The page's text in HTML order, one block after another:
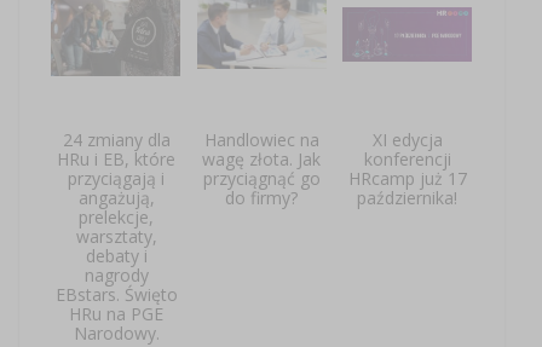
24 zmiany dla
HRu i EB, które
przyciągają i
angażują,
prelekcje,
warsztaty,
debaty i
nagrody
EBstars. Święto
HRu na PGE
Narodowy.
Handlowiec na
wagę złota. Jak
przyciągnąć go
do firmy?
XI edycja
konferencji
HRcamp już 17
października!